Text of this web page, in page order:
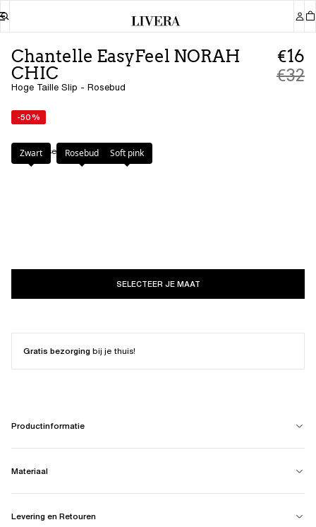
Chantelle EasyFeel NORAH
CHIC
Hoge Taille Slip - Rosebud
€16
€32
-50%
Kleur: Rosebud
Zwart Rosebud Soft pink
SELECTEER JE MAAT
Gratis bezorgingbij je thuis!
Productinformatie
Materiaal
Levering en Retouren